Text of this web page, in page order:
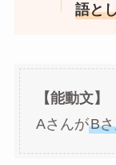
語と
【能動文】
AさんがB